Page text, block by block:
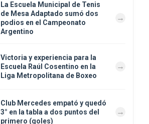
La Escuela Municipal de Tenis
de Mesa Adaptado sumó dos
podios en el Campeonato
Argentino
Victoria y experiencia para la
Escuela Raúl Cosentino en la
Liga Metropolitana de Boxeo
Club Mercedes empató y quedó
3° en la tabla a dos puntos del
primero (goles)